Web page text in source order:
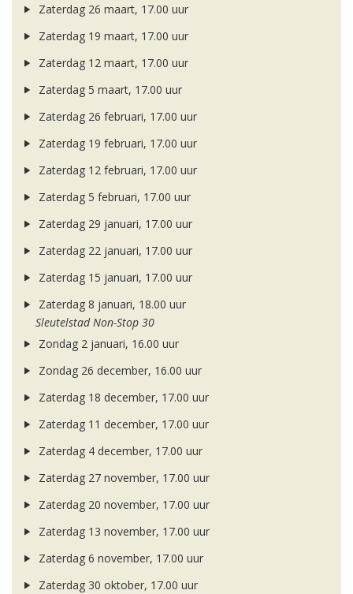
Zaterdag 26 maart, 17.00 uur
Zaterdag 19 maart, 17.00 uur
Zaterdag 12 maart, 17.00 uur
Zaterdag 5 maart, 17.00 uur
Zaterdag 26 februari, 17.00 uur
Zaterdag 19 februari, 17.00 uur
Zaterdag 12 februari, 17.00 uur
Zaterdag 5 februari, 17.00 uur
Zaterdag 29 januari, 17.00 uur
Zaterdag 22 januari, 17.00 uur
Zaterdag 15 januari, 17.00 uur
Zaterdag 8 januari, 18.00 uur
Sleutelstad Non-Stop 30
Zondag 2 januari, 16.00 uur
Zondag 26 december, 16.00 uur
Zaterdag 18 december, 17.00 uur
Zaterdag 11 december, 17.00 uur
Zaterdag 4 december, 17.00 uur
Zaterdag 27 november, 17.00 uur
Zaterdag 20 november, 17.00 uur
Zaterdag 13 november, 17.00 uur
Zaterdag 6 november, 17.00 uur
Zaterdag 30 oktober, 17.00 uur